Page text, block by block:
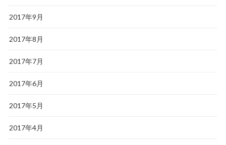
2017年9月
2017年8月
2017年7月
2017年6月
2017年5月
2017年4月